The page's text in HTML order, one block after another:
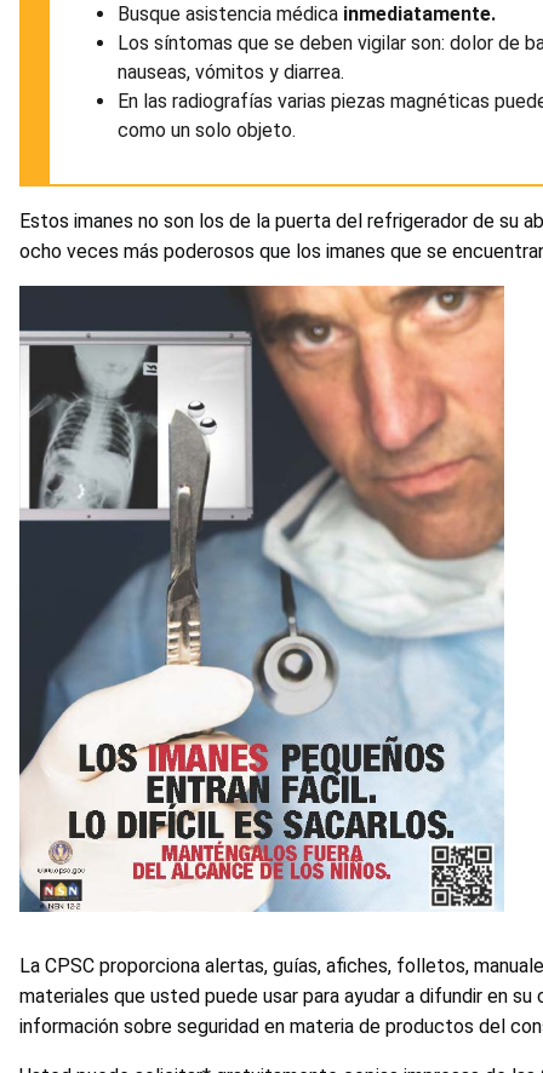
Busque asistencia médica inmediatamente.
Los síntomas que se deben vigilar son: dolor de
nauseas, vómitos y diarrea.
En las radiografías varias piezas magnéticas
como un solo objeto.
Estos imanes no son los de la puerta del refrigerador de su
ocho veces más poderosos que los imanes que se
La CPSC proporciona alertas, guías, afiches, folletos,
materiales que usted puede usar para ayudar a difundir en su
información sobre seguridad en materia de productos del